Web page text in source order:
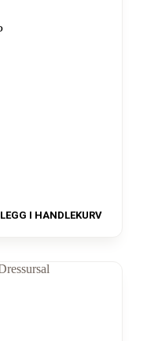
LEGG I HANDLEKURV